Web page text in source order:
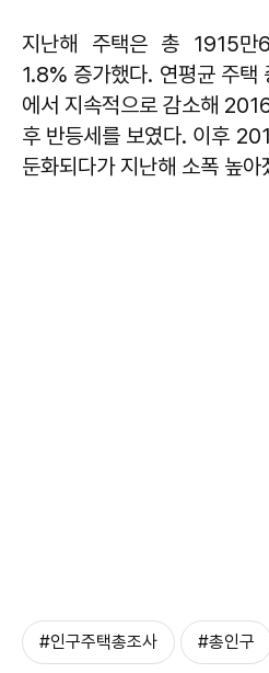
지난해 주택은 총 1915만
1.8% 증가했다. 연평균 주
에서 지속적으로 감소해
후 반등세를 보였다. 이후
둔화되다가 지난해 소폭 높아
#인구주택총조사 #총인구